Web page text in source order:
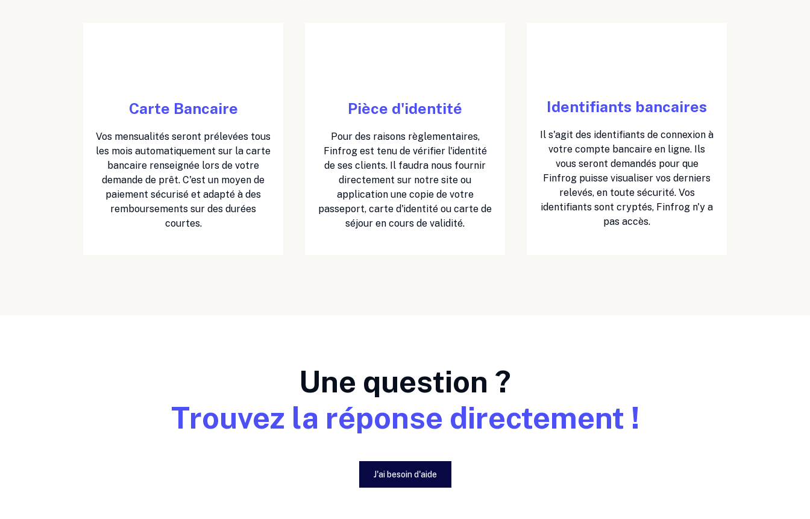
Carte Bancaire
Vos mensualités seront prélevées tous
les mois automatiquement sur la carte
bancaire renseignée lors de votre
demande de prêt. C'est un moyen de
paiement sécurisé et adapté à des
remboursements sur des durées
courtes.
Pièce d'identité
Pour des raisons règlementaires,
Finfrog est tenu de vérifier l'identité
de ses clients. Il faudra nous fournir
directement sur notre site ou
application une copie de votre
passeport, carte d'identité ou carte de
séjour en cours de validité.
Identifiants bancaires
Il s'agit des identifiants de connexion à
votre compte bancaire en ligne. Ils
vous seront demandés pour que
Finfrog puisse visualiser vos derniers
relevés, en toute sécurité. Vos
identifiants sont cryptés, Finfrog n'y a
pas accès.
Une question ?
Trouvez la réponse directement !
J'ai besoin d'aide